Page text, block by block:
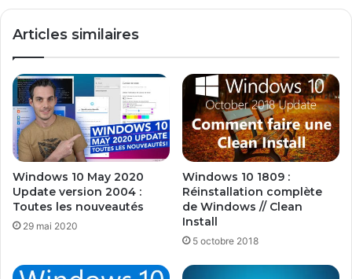
Articles similaires
Windows 10 May 2020
Update version 2004 :
Toutes les nouveautés
29 mai 2020
Windows 10 1809 :
Réinstallation complète
de Windows // Clean
Install
5 octobre 2018